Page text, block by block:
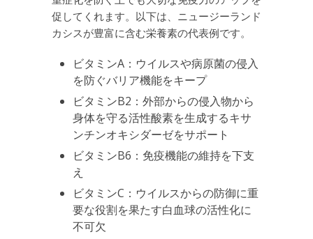
促してくれます。以下は、ニュージーランド
カシスが豊富に含む栄養素の代表例です。
ビタミンA：ウイルスや病原菌の侵入
を防ぐバリア機能をキープ
ビタミンB2：外部からの侵入物から
身体を守る活性酸素を生成するキサ
ンチンオキシダーゼをサポート
ビタミンB6：免疫機能の維持を下支
え
ビタミンC：ウイルスからの防御に重
要な役割を果たす白血球の活性化に
不可欠